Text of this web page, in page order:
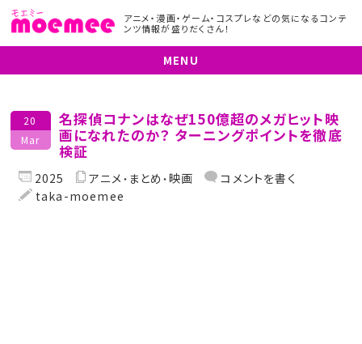
アニメ・漫画・ゲーム・コスプレなどの気になるコンテ
ンツ情報が盛りだくさん！
MENU
20
Mar
名探偵コナンはなぜ150億超のメガヒット映
画になれたのか？ ターニングポイントを徹底
検証
2025 アニメ まとめ 映画
コメントを書く
taka-moemee